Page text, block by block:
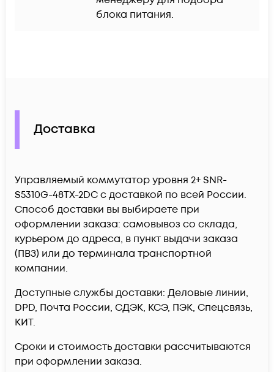
блока питания.
Доставка
Управляемый коммутатор уровня 2+ SNR-
S5310G-48TX-2DC c доставкой по всей России.
Способ доставки вы выбираете при
оформлении заказа: самовывоз со склада,
курьером до адреса, в пункт выдачи заказа
(ПВЗ) или до терминала транспортной
компании.
Доступные службы доставки: Деловые линии,
DPD, Почта России, СДЭК, КСЭ, ПЭК, Спецсвязь,
КИТ.
Сроки и стоимость доставки рассчитываются
при оформлении заказа.